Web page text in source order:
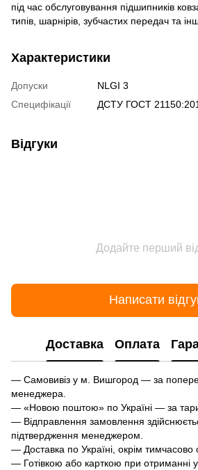
під час обслуговування підшипників
типів, шарнірів, зубчастих передач та
Характеристики
Допуски
NLGI 3
Специфікації
ДСТУ ГОСТ
Відгуки
Додайте перший
Написати
Доставка Оплата
— Самовивіз у м. Вишгород — за
менеджера.
— «Новою поштою» по Україні — за
— Відправлення замовлення
підтвердження менеджером.
— Доставка по Україні, окрім тимчасово
— Готівкою або карткою при отриманні у